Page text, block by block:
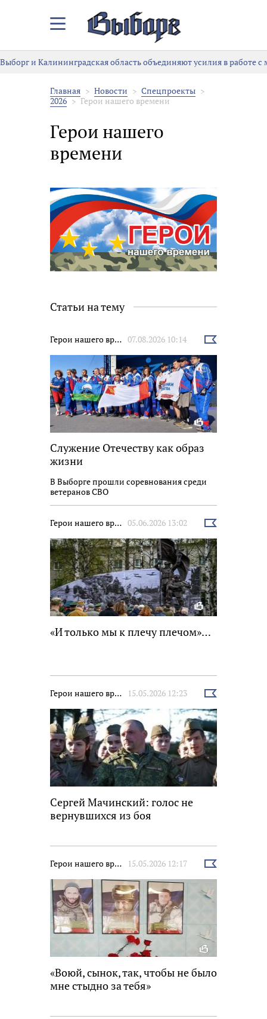
Закрыть/
меню
Выборг и Калининградская область объединяют усилия в работе
Главная Новости
Спецпроекты
2026
Герои нашего времени
Герои нашего
времени
Статьи на тему
Герои нашего времени 07.08.2026 10:14
Выбрать
Служение Отечеству как образ
жизни
В Выборге прошли соревнования среди
ветеранов СВО
Герои нашего времени 05.06.2026 13:02
Выбрать
«И только мы к плечу плечом»…
Герои нашего времени 15.05.2026 12:23
Выбрать
Сергей Мачинский: голос не
вернувшихся из боя
Герои нашего времени 15.05.2026 12:17
Выбрать
«Воюй, сынок, так, чтобы не было
мне стыдно за тебя»